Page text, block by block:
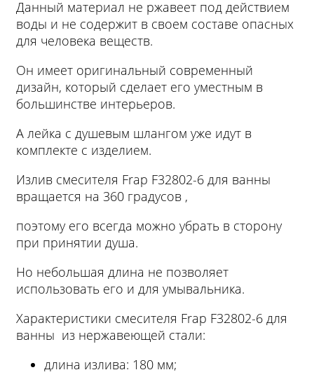
Данный материал не ржавеет под действием
воды и не содержит в своем составе опасных
для человека веществ.
Он имеет оригинальный современный
дизайн, который сделает его уместным в
большинстве интерьеров.
А лейка с душевым шлангом уже идут в
комплекте с изделием.
Излив смесителя Frap F32802-6 для ванны
вращается на 360 градусов ,
поэтому его всегда можно убрать в сторону
при принятии душа.
Но небольшая длина не позволяет
использовать его и для умывальника.
Характеристики смесителя Frap F32802-6 для
ванны из нержавеющей стали:
длина излива: 180 мм;